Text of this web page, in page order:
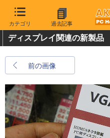
カテゴリ 過去記事
ディスプレイ関連の新製
前の画像